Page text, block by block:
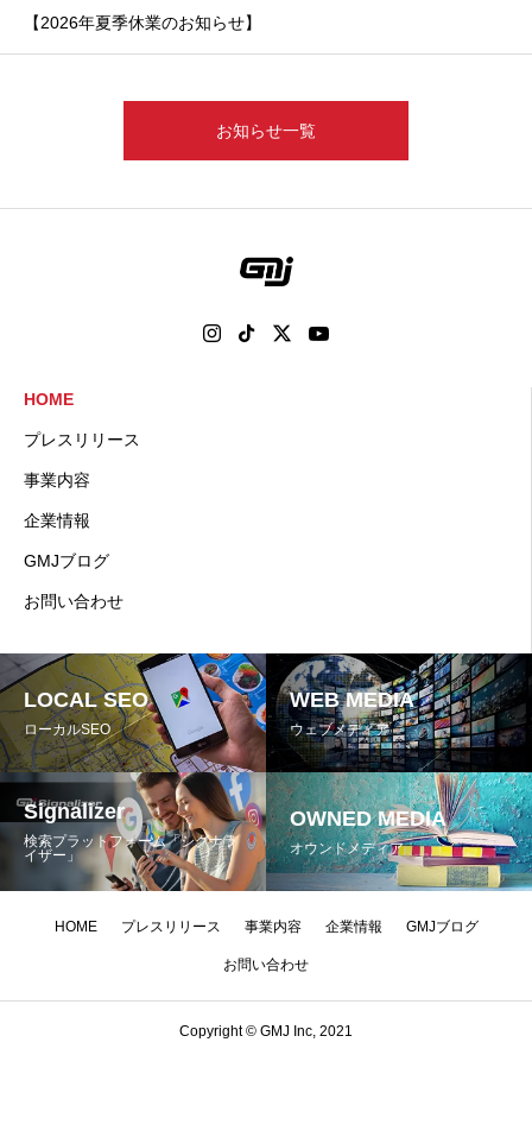
【2026年夏季休業のお知らせ】
お知らせ一覧
HOME
プレスリリース
事業内容
企業情報
GMJブログ
お問い合わせ
LOCAL SEO
ローカルSEO
WEB MEDIA
ウェブメディア
Signalizer
検索プラットフォーム「シグナラ
イザー」
OWNED MEDIA
オウンドメディア
HOME プレスリリース 事業内容 企業情報 GMJブログ
お問い合わせ
Copyright © GMJ Inc, 2021